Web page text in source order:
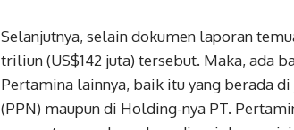
Selanjutnya, selain dokumen laporan
triliun (US$142 juta) tersebut. Maka, ada
Pertamina lainnya, baik itu yang berada
(PPN) maupun di Holding-nya PT.